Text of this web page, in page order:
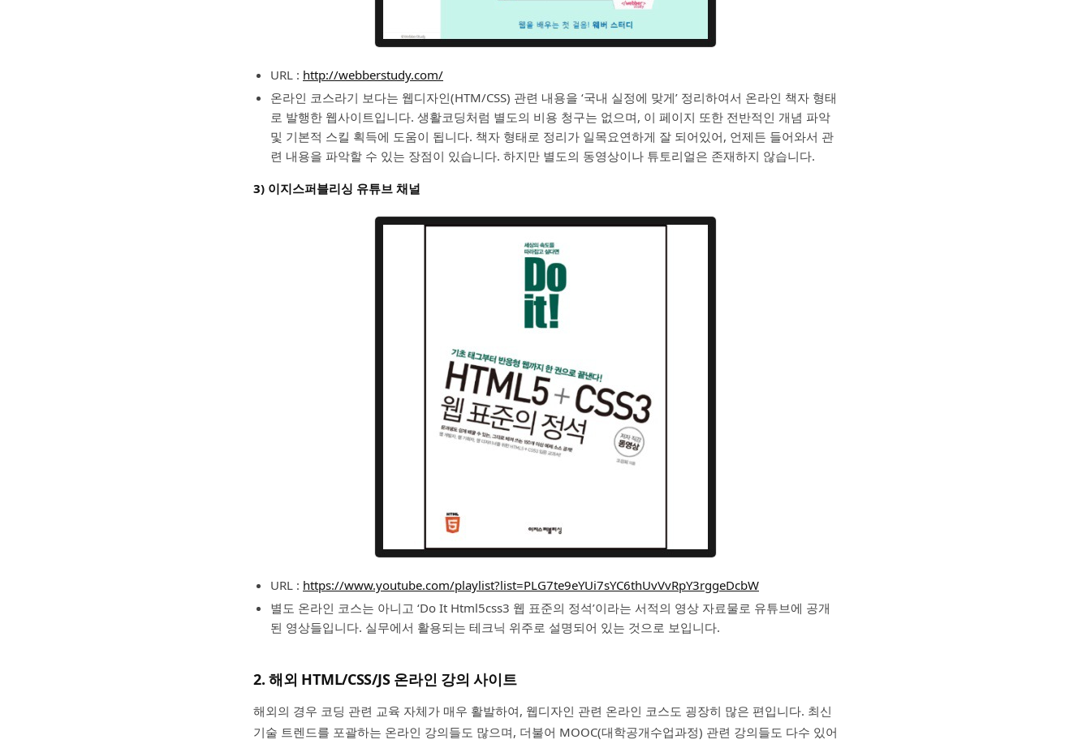
URL : http://webberstudy.com/
온라인 코스라기 보다는 웹디자인(HTM/CSS) 관련 내용을 ‘국내 실정에 맞게’ 정리하여서 온라인 책자 형태
로 발행한 웹사이트입니다. 생활코딩처럼 별도의 비용 청구는 없으며, 이 페이지 또한 전반적인 개념 파악
및 기본적 스킬 획득에 도움이 됩니다. 책자 형태로 정리가 일목요연하게 잘 되어있어, 언제든 들어와서 관
련 내용을 파악할 수 있는 장점이 있습니다. 하지만 별도의 동영상이나 튜토리얼은 존재하지 않습니다.
3) 이지스퍼블리싱 유튜브 채널
URL : https://www.youtube.com/playlist?list=PLG7te9eYUi7sYC6thUvVvRpY3rggeDcbW
별도 온라인 코스는 아니고 ‘Do It Html5css3 웹 표준의 정석’이라는 서적의 영상 자료물로 유튜브에 공개
된 영상들입니다. 실무에서 활용되는 테크닉 위주로 설명되어 있는 것으로 보입니다.
2. 해외 HTML/CSS/JS 온라인 강의 사이트
해외의 경우 코딩 관련 교육 자체가 매우 활발하여, 웹디자인 관련 온라인 코스도 굉장히 많은 편입니다. 최신
기술 트렌드를 포괄하는 온라인 강의들도 많으며, 더불어 MOOC(대학공개수업과정) 관련 강의들도 다수 있어